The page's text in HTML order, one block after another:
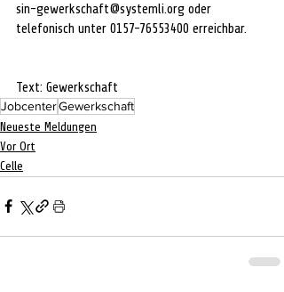
sin-gewerkschaft@systemli.org oder
telefonisch unter 0157-76553400 erreichbar.
Text: Gewerkschaft
JobcenterGewerkschaft
Neueste Meldungen
Vor Ort
Celle